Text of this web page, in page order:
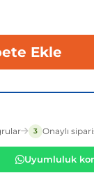
Ekle
3 Onaylı
Uyumluluk